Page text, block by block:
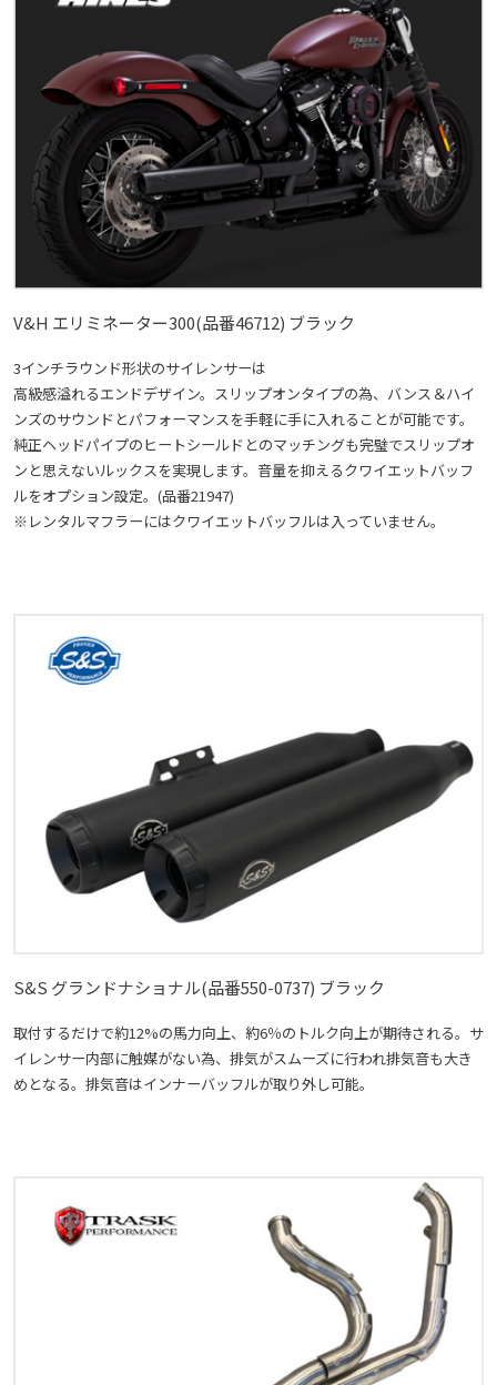
V&H エリミネーター300(品番46712) ブラック
3インチラウンド形状のサイレンサーは
高級感溢れるエンドデザイン。スリップオンタイプの為、バンス＆ハイ
ンズのサウンドとパフォーマンスを手軽に手に入れることが可能です。
純正ヘッドパイプのヒートシールドとのマッチングも完璧でスリップオ
ンと思えないルックスを実現します。音量を抑えるクワイエットバッフ
ルをオプション設定。(品番21947)
※レンタルマフラーにはクワイエットバッフルは入っていません。
S&S グランドナショナル(品番550-0737) ブラック
取付するだけで約12%の馬力向上、約6％のトルク向上が期待される。サ
イレンサー内部に触媒がない為、排気がスムーズに行われ排気音も大き
めとなる。排気音はインナーバッフルが取り外し可能。